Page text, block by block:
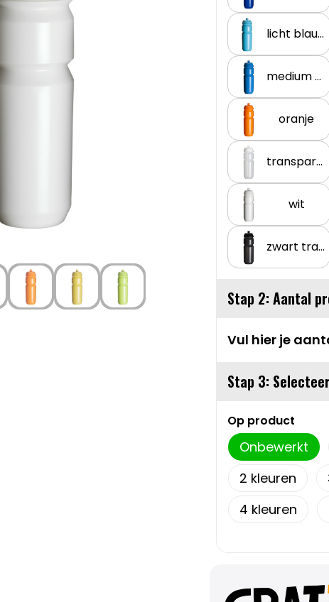
licht blauw
medium blauw
oranje
transparant
wit
zwart transparant
Stap 2: Aantal
Vul hier je
Stap 3:
Op product
Onbewerkt
2
4